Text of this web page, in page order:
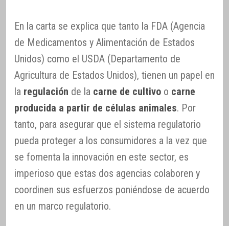
En la carta se explica que tanto la FDA (Agencia
de Medicamentos y Alimentación de Estados
Unidos) como el USDA (Departamento de
Agricultura de Estados Unidos), tienen un papel en
la regulación de la carne de cultivo o carne
producida a partir de células animales. Por
tanto, para asegurar que el sistema regulatorio
pueda proteger a los consumidores a la vez que
se fomenta la innovación en este sector, es
imperioso que estas dos agencias colaboren y
coordinen sus esfuerzos poniéndose de acuerdo
en un marco regulatorio.